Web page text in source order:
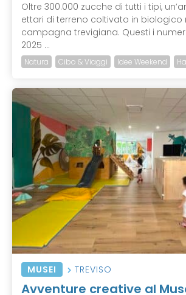
Oltre 300.000 zucche di tutti i tipi,
ettari di terreno coltivato in biologico
campagna trevigiana. Questi i
2025 ...
Natura Cibo & Viaggi Idee Weekend
MUSEI TREVISO
Avventure creative al